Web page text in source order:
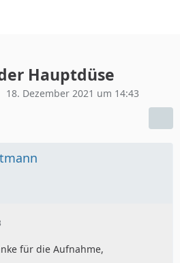
Hauptdüse
18. Dezember 2021 um 14:43
für die Aufnahme,